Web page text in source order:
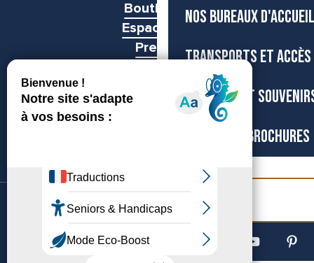
NOS BUREAUX D'ACCUEIL
TRANSPORTS ET ACCÈS
BOUTIQUE ET
CARTES ET BROCHURES
Boutiques
Espace pro
Presse
©Archipel de Thau, 2026Accessibilité
Mentions légales